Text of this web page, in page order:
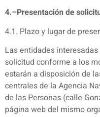
4.–Presentación de
4.1. Plazo y lugar de
Las entidades
solicitud conforme a los
estarán a disposición de
centrales de la Agencia
de las Personas (calle
página web del mismo